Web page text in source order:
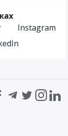
Instagram